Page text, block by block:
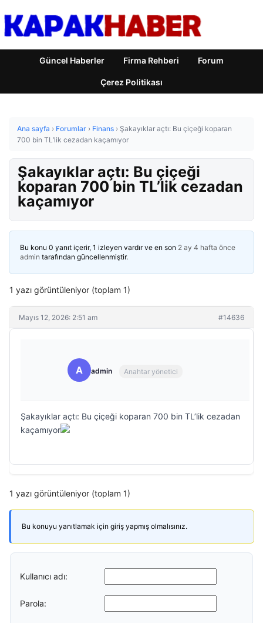
Güncel Haberler Firma Rehberi Forum
Çerez Politikası
Ana sayfa › Forumlar › Finans › Şakayıklar açtı: Bu çiçeği koparan
700 bin TL’lik cezadan kaçamıyor
Şakayıklar açtı: Bu çiçeği
koparan 700 bin TL’lik cezadan
kaçamıyor
Bu konu 0 yanıt içerir, 1 izleyen vardır ve en son 2 ay 4 hafta önce
admin tarafından güncellenmiştir.
1 yazı görüntüleniyor (toplam 1)
Mayıs 12, 2026: 2:51 am #14636
A admin Anahtar yönetici
Şakayıklar açtı: Bu çiçeği koparan 700 bin TL’lik cezadan
kaçamıyor
1 yazı görüntüleniyor (toplam 1)
Bu konuyu yanıtlamak için giriş yapmış olmalısınız.
Kullanıcı adı:
Parola: